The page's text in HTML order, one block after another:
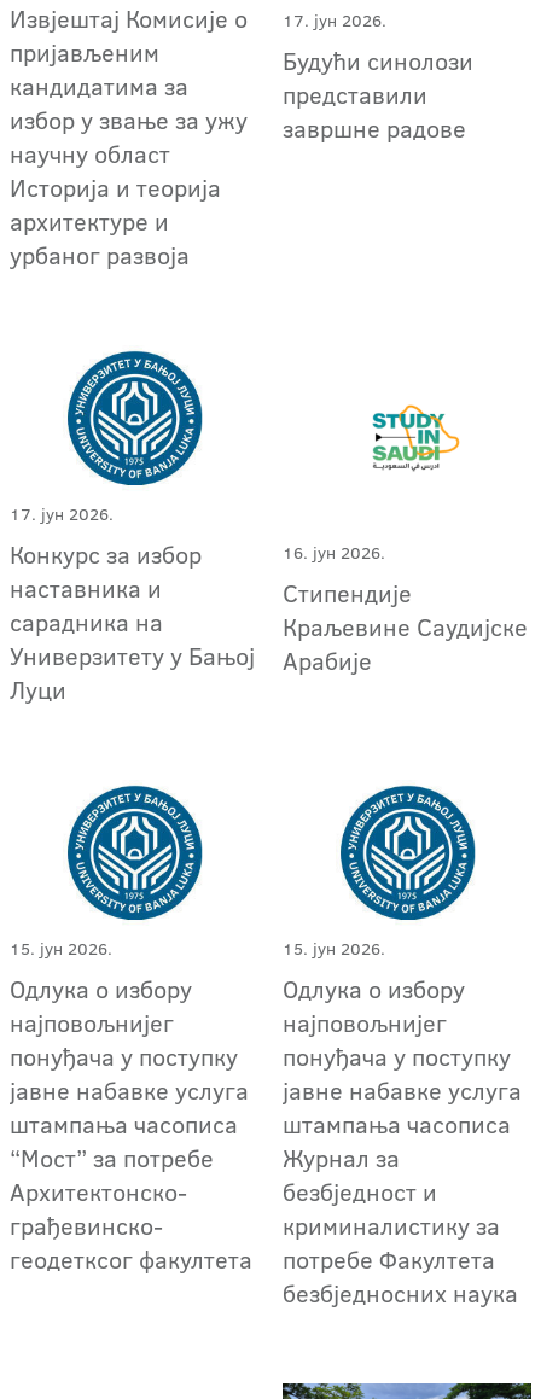
Извјештај Комисије о
пријављеним
кандидатима за
избор у звање за ужу
научну област
Историја и теорија
архитектуре и
урбаног развоја
17. јун 2026.
Будући синолози
представили
завршне радове
17. јун 2026.
Конкурс за избор
наставника и
сарадника на
Универзитету у Бањој
Луци
16. јун 2026.
Стипендије
Краљевине Саудијске
Арабије
15. јун 2026.
Oдлука о избору
најповољнијег
понуђача у поступку
јавне набавке услуга
штампања часописа
“Мост” за потребе
Архитектонско-
грађевинско-
геодетксог факултета
15. јун 2026.
Oдлука о избору
најповољнијег
понуђача у поступку
јавне набавке услуга
штампања часописа
Журнал за
безбједност и
криминалистику за
потребе Факултета
безбједносних наука